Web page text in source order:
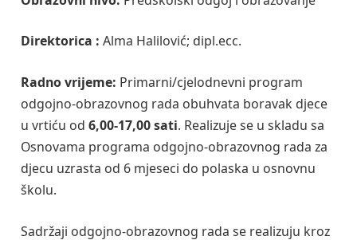
Direktorica : Alma Halilović; dipl.ecc.
Radno vrijeme: Primarni/cjelodnevni program
odgojno-obrazovnog rada obuhvata boravak djece
u vrtiću od 6,00-17,00 sati. Realizuje se u skladu sa
Osnovama programa odgojno-obrazovnog rada za
djecu uzrasta od 6 mjeseci do polaska u osnovnu
školu.
Sadržaji odgojno-obrazovnog rada se realizuju kroz